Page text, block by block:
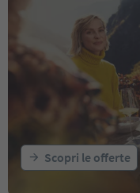
Scopri le offerte